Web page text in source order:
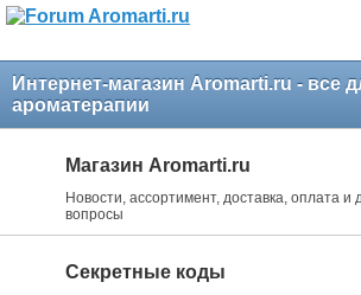
Интернет-магазин Aromarti.ru - все
ароматерапии
Магазин Aromarti.ru
Новости, ассортимент, доставка, оплата и
вопросы
Секретные коды